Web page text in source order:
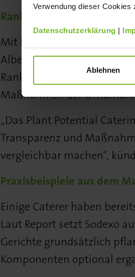
Verwendung dieser Cookies
Datenschutzerklärung |
Ablehnen
Ranking soll Fortschritte
Mit Blick auf die weitere
Albert Schweitzer Stiftung
Ranking an. Ab 2027 sollen
Maßnahmen der
„Das Plant Potential
Transparenz und
vergleichbar machen“,
Praxisbeispiele aus dem
Einige Caterer haben
Laut Report setzt Sodexo
Gerichte grundsätzlich
Komponenten optional